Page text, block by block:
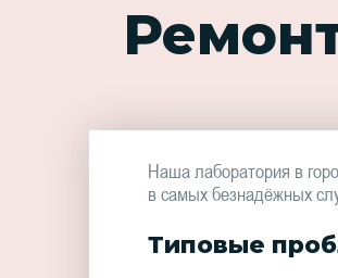
Наша лаборатория в
в самых безнадёжных
Типовые